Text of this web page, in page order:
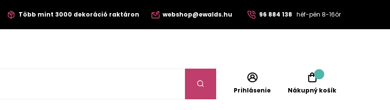
Több mint 3000 dekoráció raktáron webshop@ewalds.hu 96 884 138 héf-pén 8-16ór
Prihlásenie Nákupný košík